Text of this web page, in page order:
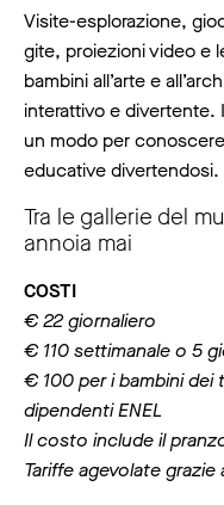
Visite-esplorazione,
gite, proiezioni video e
bambini all’arte e
interattivo e divertente.
un modo per
educative divertendosi.
Tra le gallerie del
annoia mai
COSTI
€ 22 giornaliero
€ 110 settimanale o 5
€ 100 per i bambini dei
dipendenti ENEL
Il costo include il
Tariffe agevolate